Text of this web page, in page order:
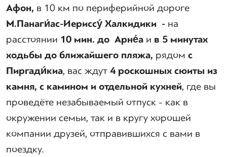
Афон, в 10 км по периферийной дороге
М.Панагиас-ИериссуХалкидики - на
расстоянии 10 мин. до Арнеа и в 5 минутах
ходьбы доближайшего пляжа, рядом с
Пиргади́киа, вас ждут4 роскошных сюиты из
камня, с камином и отдельной кухней, где вы
проведёте незабываемый отпуск - как в
окружении семьи, так и в кругу хорошей
компании друзей, отправившихся с вами в
поездку.